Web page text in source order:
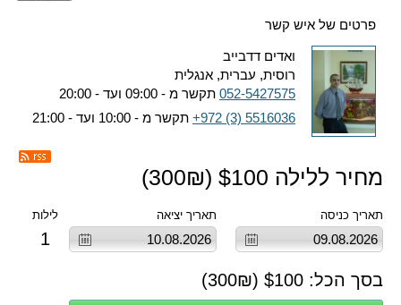
פרטים של איש קשר
ואדים דדבייב
רוסית, עברית, אנגלית
052-5427575 תקשר מ - 09:00 ועד - 20:00
+972 (3) 5516036 תקשר מ - 10:00 ועד - 21:00
מחיר ללילה $ 100
(
300₪)
תאריך כניסה תאריך יציאה לילות
1
בסך הכל: $ 100
(
300₪)